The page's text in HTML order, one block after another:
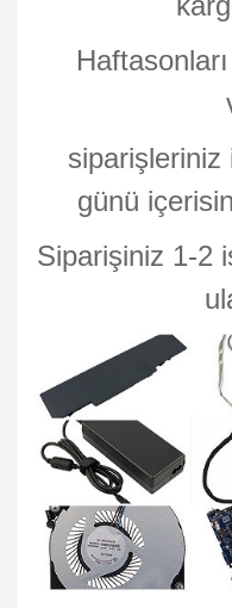
siparişleriniz
günü
Siparişiniz 1-2